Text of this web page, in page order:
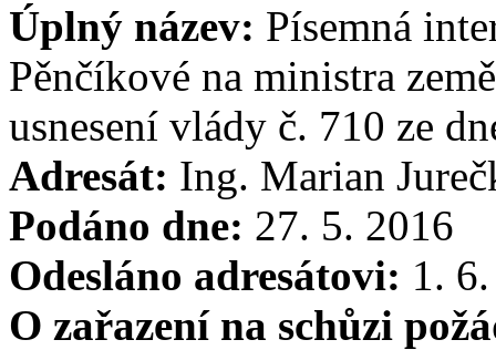
Úplný název: Písemná
Pěnčíkové na ministra
usnesení vlády č. 710 ze
Adresát: Ing. Marian
Podáno dne: 27. 5. 2016
Odesláno adresátovi: 1.
O zařazení na schůzi